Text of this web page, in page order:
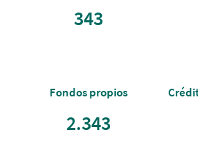
343
Fondos propios
2.343